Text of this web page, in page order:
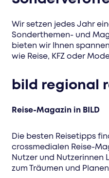
Wir setzen jedes Jahr
Sonderthemen- und
bieten wir Ihnen
wie Reise, KFZ oder
bild regional
Reise-Magazin in BILD
Die besten Reisetipps
crossmedialen Reise-
Nutzer und Nutzerinnen
zum Träumen und